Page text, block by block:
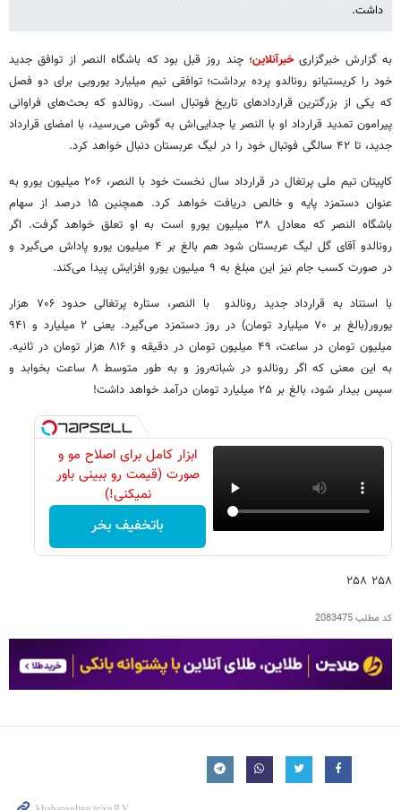
داشت.
به گزارش خبرگزاریخبرآنلاین؛ چند روز قبل بود که باشگاه النصر از توافق جدید
خود را کریستیانو رونالدو پرده برداشت؛ توافقی نیم میلیارد یورویی برای دو فصل
که یکی از بزرگترین قراردادهای تاریخ فوتبال است. رونالدو که بحث‌های فراوانی
پیرامون تمدید قرارداد او با النصر یا جدایی‌اش به گوش می‌رسید، با امضای قرارداد
جدید، تا ۴۲ سالگی فوتبال خود را در لیگ عربستان دنبال خواهد کرد.
کاپیتان تیم ملی پرتغال در قرارداد سال نخست خود با النصر، ۲۰۶ میلیون یورو به
عنوان دستمزد پایه و خالص دریافت خواهد کرد. همچنین ۱۵ درصد از سهام
باشگاه النصر که معادل ۳۸ میلیون یورو است به او تعلق خواهد گرفت. اگر
رونالدو آقای گل لیگ عربستان شود هم بالغ بر ۴ میلیون یورو پاداش می‌گیرد و
در صورت کسب جام نیز این مبلغ به ۹ میلیون یورو افزایش پیدا می‌کند.
با استناد به قرارداد جدید رونالدو با النصر، ستاره پرتغالی حدود ۷۰۶ هزار
یورور(بالغ بر ۷۰ میلیارد تومان) در روز دستمزد می‌گیرد. یعنی ۲ میلیارد و ۹۴۱
میلیون تومان در ساعت، ۴۹ میلیون تومان در دقیقه و ۸۱۶ هزار تومان در ثانیه.
به این معنی که اگر رونالدو در شبانه‌روز و به طور متوسط ۸ ساعت بخوابد و
سپس بیدار شود، بالغ بر ۲۵ میلیارد تومان درآمد خواهد داشت!
ابزار کامل برای اصلاح مو و
صورت (قیمت رو ببینی باور
نمیکنی!)
باتخفیف بخر
۲۵۸ ۲۵۸
کد مطلب2083475